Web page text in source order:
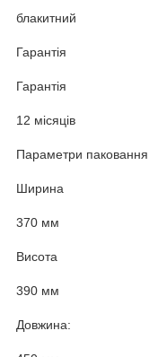
блакитний
Гарантія
Гарантія
12 місяців
Параметри паковання
Ширина
370 мм
Висота
390 мм
Довжина: